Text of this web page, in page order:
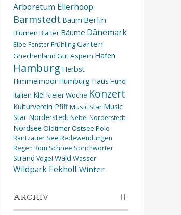
Arboretum Ellerhoop
Barmstedt Baum Berlin
Blumen Blätter Bäume Dänemark
Elbe FensterFrühlingGarten
Griechenland Gut Aspern Hafen
Hamburg Herbst
Himmelmoor Humburg-Haus Hund
Italien Kiel Kieler Woche Konzert
Kulturverein PfiffMusic Star Music
Star Norderstedt Nebel Norderstedt
Nordsee OldtimerOstsee Polo
Rantzauer See Redewendungen
Regen Rom Schnee Sprichwörter
Strand Vogel Wald Wasser
Wildpark EekholtWinter
ARCHIV